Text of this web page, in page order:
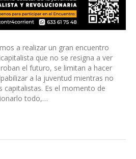
a realizar un gran encuentro
que no se resigna a ver
el futuro, se limitan a hacer
a la juventud mientras no
capitalistas. Es el momento de
todo,…